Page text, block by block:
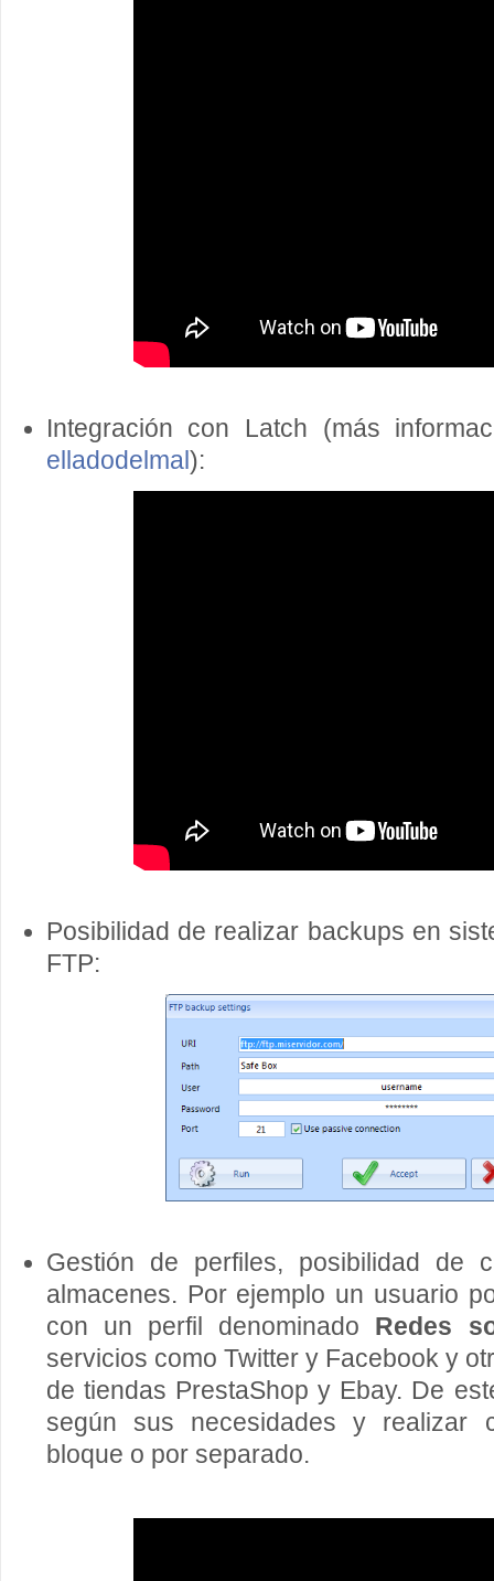
Integración con Latch (más
elladodelmal ):
Posibilidad de realizar backups en
FTP:
Gestión de perfiles, posibilidad de
almacenes. Por ejemplo un usuario
con un perfil denominado Redes
servicios como Twitter y Facebook y
de tiendas PrestaShop y Ebay. De
según sus necesidades y realizar
bloque o por separado.